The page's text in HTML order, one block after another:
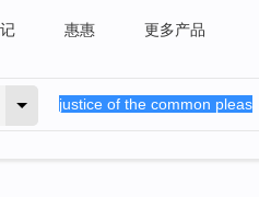
惠惠 更多产品